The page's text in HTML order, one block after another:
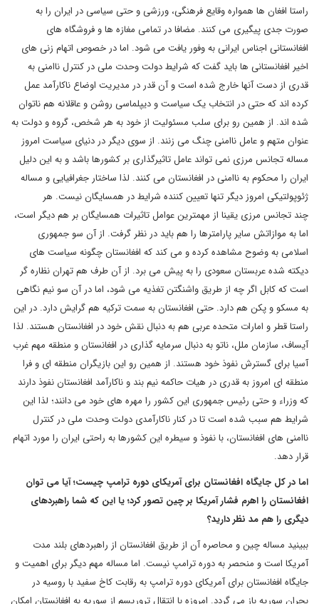
راستا افغان ها همواره وقایع فرهنگی، ورزشی و حتی سیاسی در ایران را به
صورت جدی پیگیری می کنند. مضافا در تمامی مغازه ها و فروشگاه های
افغانستانی اجناس ایرانی به وفور یافت می شود. اما در خصوص اتهام زنی های
اخیر افغانستانی ها باید گفت که شرایط دولت وحدت ملی در کنترل ناامنی به
قدری از دست آنها خارج شده است و آن قدر در مدیریت اوضاع ناکارآمد عمل
کرده اند که حتی در انتخاب یک سیاست و دیپلماسی روشن و عاقلانه هم ناتوان
شده اند. از همین رو برای سلب مسئولیت از خود به هر شخص، گروه و دولت به
عنوان متهم و عامل ناامنی چنگ می زنند. از سوی دیگر در دنیای سیاست امروز
مساله تجانس مرزی نمی تواند عامل تاثیرگذاری بر کشورها باشد و به این دلیل
ایران را محکوم به ناامنی در افغانستان می کنند. لذا ساختار جغرافیایی و مساله
ژئوپولتیکی امروز دیگر تنها تعیین کننده شرایط در همسایگان نیست. هر
چند تجانس مرزی یقینا از مهمترین عوامل تاثیرات همسایگان بر هم دیگر است،
اما به موازاتش سایر پارامترها را هم باید در نظر گرفت. از آن سو جمهوری
اسلامی به وضوح مشاهده کرده و می کند که افغانستان چگونه سیاست های
دیکته شده عربستان سعودی را به پیش می برد. از آن طرف هم تهران نظاره گر
است که کابل اگر چه از طریق واشنگتن تغذیه می شود، اما در آن سو نیم نگاهی
به مسکو و پکن هم دارد. حتی افغانستان به سمت ترکیه هم گرایش دارد. در این
راستا قطر و امارات متحده عربی هم به دنبال نقش خود در افغانستان هستند. لذا
آیساف، سازمان ملل، ناتو به دنبال سرمایه گذاری در افغانستان و منطقه مهم غرب
آسیا برای گسترش نفوذ خود هستند. از همین رو این بازیگران منطقه ای و فرا
منطقه ای امروز به قدری در هیات حاکمه نیم بند و ناکارآمد افغانستان نفوذ دارند
که وزراء و حتی رئیس جمهوری این کشور را مهره های خود می دانند؛ لذا این
شرایط هم سبب شده است تا در کنار ناکارآمدی دولت وحدت ملی در کنترل
ناامنی های افغانستان، با نفوذ و سیطره این کشورها به راحتی ایران را مورد اتهام
قرار دهد.
اما در کل جایگاه افغانستان برای آمریکای دوره ترامپ چیست؛ آیا می توان
افغانستان را اهرم فشار آمریکا بر چین تصور کرد؛ یا این که شما راهبردهای
دیگری را هم مد نظر دارید؟
ببینید مساله چین و محاصره آن از طریق افغانستان از راهبردهای بلند مدت
آمریکا است و منحصر به دوره ترامپ نیست. اما مساله مهم دیگر برای اهمیت و
جایگاه افغانستان برای آمریکای دوره ترامپ به رقابت کاخ سفید با روسیه در
بحران سوریه باز می گردد. امروزه با انتقال تروریسم از سوریه به افغانستان امکان